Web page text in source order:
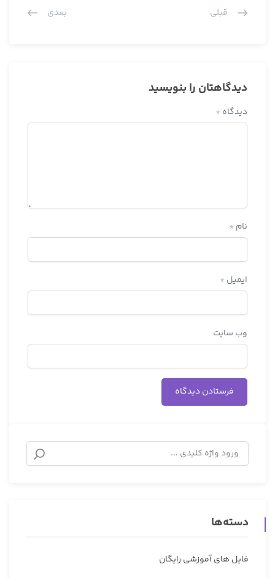
قبلی بعدی
دیدگاهتان را بنویسید
دیدگاه *
نام *
ایمیل *
وب‌ سایت
دسته‌ها
فایل های آموزشی رایگان